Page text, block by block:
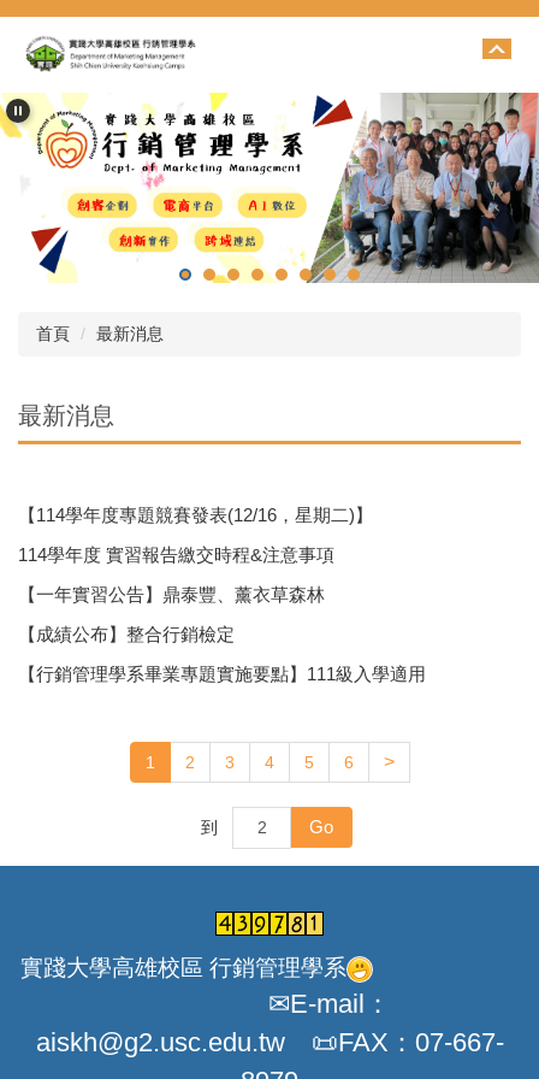
跳
要
內
容
首頁 最新消息
最新消息
【114學年度專題競賽發表(12/16，星期二)】
114學年度 實習報告繳交時程&注意事項
【一年實習公告】鼎泰豐、薰衣草森林
【成績公布】整合行銷檢定
【行銷管理學系畢業專題實施要點】111級入學適用
1 2 3 4 5 6 >
到 Go
實踐大學高雄校區 行銷管理學系
✉E-mail：
aiskh@g2.usc.edu.tw 📜FAX：07-667-